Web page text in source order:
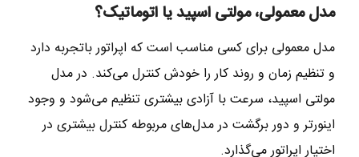
مدل معمولی، مولتی اسپید یا اتوماتیک؟
مدل معمولی برای کسی مناسب است که اپراتور باتجربه دارد
و تنظیم زمان و روند کار را خودش کنترل می‌کند. در مدل
مولتی اسپید، سرعت با آزادی بیشتری تنظیم می‌شود و وجود
اینورتر و دور برگشت در مدل‌های مربوطه کنترل بیشتری در
اختیار اپراتور می‌گذارد.